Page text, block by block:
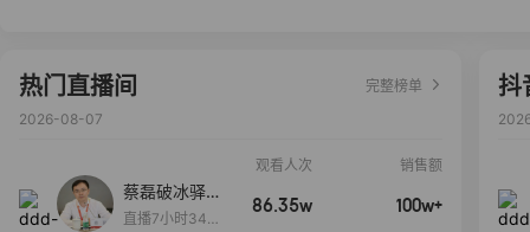
热门直播间
完整榜单
2026-08-07
观看人次 销售额
蔡磊破冰驿站
直播间好物分
直播7小时34分
86.35w 100w+
抖